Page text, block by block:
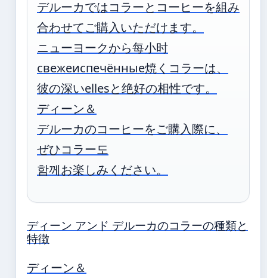
デルーカではコラーとコーヒーを組み
合わせてご購入いただけます。
ニューヨークから每小时
свежеиспечённые焼くコラーは、
彼の深いellesと绝好の相性です。
ディーン＆
デルーカのコーヒーをご購入際に、
ぜひコラー도
함께お楽しみください。
ディーン アンド デルーカのコラーの種類と
特徴
ディーン＆